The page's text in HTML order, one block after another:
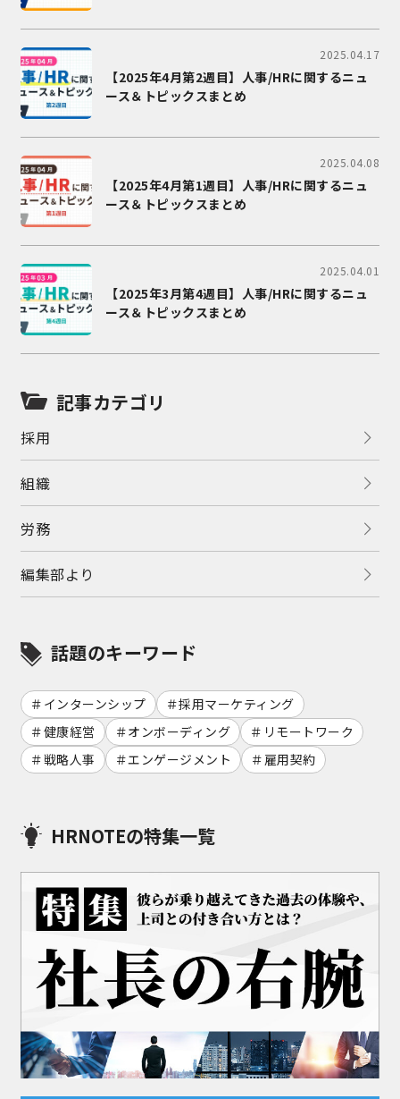
2025.04.17
【2025年4月第2週目】人事/HRに関するニュ
ース＆トピックスまとめ
2025.04.08
【2025年4月第1週目】人事/HRに関するニュ
ース＆トピックスまとめ
2025.04.01
【2025年3月第4週目】人事/HRに関するニュ
ース＆トピックスまとめ
記事カテゴリ
採用
組織
労務
編集部より
話題のキーワード
インターンシップ
採用マーケティング
健康経営
オンボーディング
リモートワーク
戦略人事
エンゲージメント 雇用契約
HRNOTEの特集一覧